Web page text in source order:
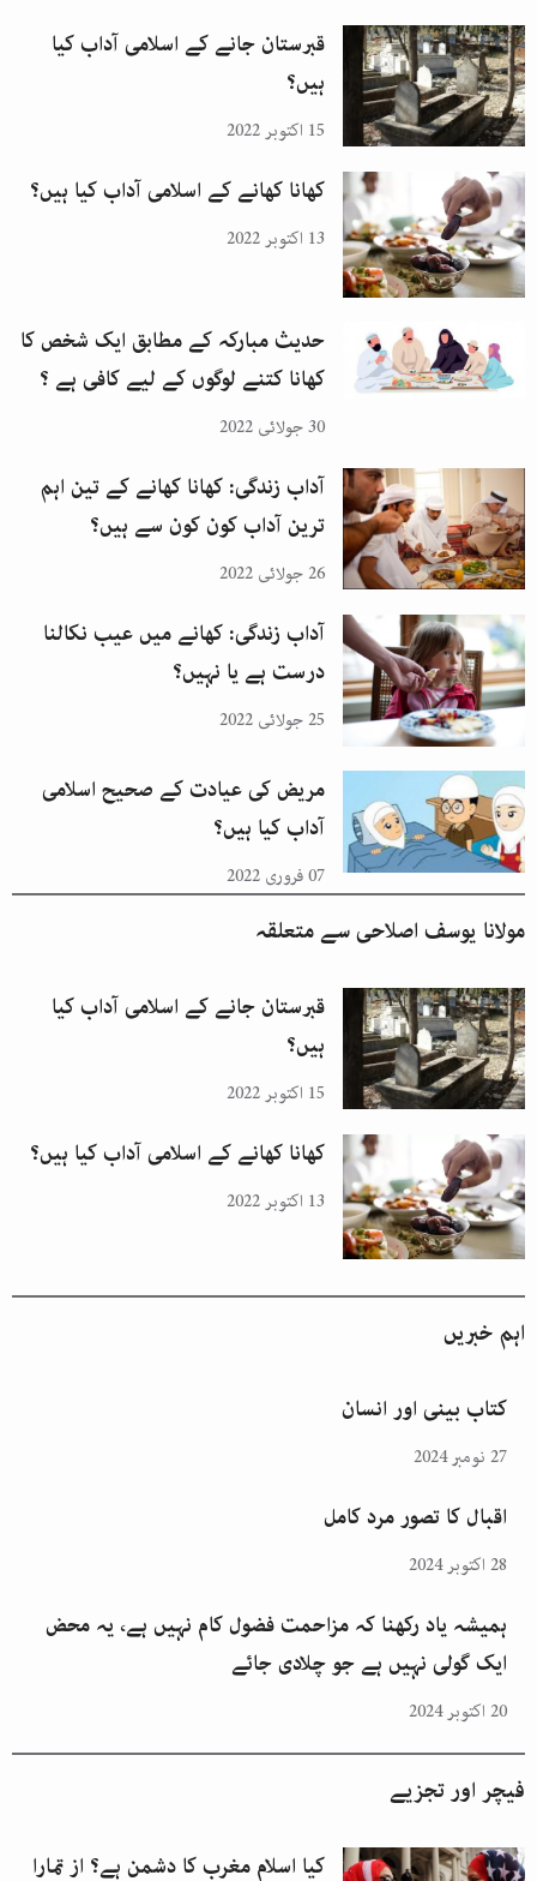
قبرستان جانے کے اسلامی آداب کیا
ہیں؟
15 اکتوبر 2022
کھانا کھانے کے اسلامی آداب کیا ہیں؟
13 اکتوبر 2022
حدیث مبارکہ کے مطابق ایک شخص کا
کھانا کتنے لوگوں کے لیے کافی ہے ؟
30 جولائی 2022
آداب زندگی: کھانا کھانے کے تین اہم
ترین آداب کون کون سے ہیں؟
26 جولائی 2022
آداب زندگی: کھانے میں عیب نکالنا
درست ہے یا نہیں؟
25 جولائی 2022
مریض کی عیادت کے صحیح اسلامی
آداب کیا ہیں؟
07 فروری 2022
مولانا یوسف اصلاحیسے متعلقہ
قبرستان جانے کے اسلامی آداب کیا
ہیں؟
15 اکتوبر 2022
کھانا کھانے کے اسلامی آداب کیا ہیں؟
13 اکتوبر 2022
اہم خبریں
کتاب بینی اور انسان
27 نومبر 2024
اقبال کا تصور مرد کامل
28 اکتوبر 2024
ہمیشہ یاد رکھنا کہ مزاحمت فضول کام نہیں ہے، یہ محض
ایک گولی نہیں ہے جو چلادی جائے
20 اکتوبر 2024
فیچر اور تجزیے
کیا اسلام مغرب کا دشمن ہے؟ از تمارا